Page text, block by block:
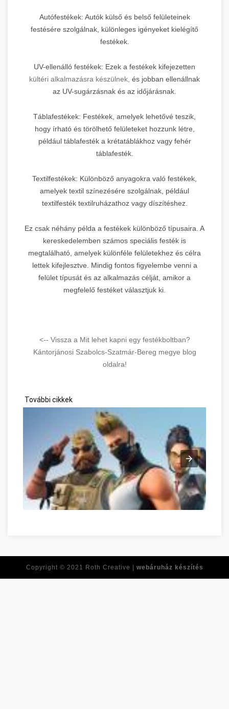
Autófestékek: Autók külső és belső felületeinek
festésére szolgálnak, különleges igényeket kielégítő
festékek.
UV-ellenálló festékek: Ezek a festékek kifejezetten
kültéri alkalmazásra készülnek, és jobban ellenállnak
az UV-sugárzásnak és az időjárásnak.
Táblafestékek: Festékek, amelyek lehetővé teszik,
hogy írható és törölhető felületeket hozzunk létre,
például táblafesték a krétatáblákhoz vagy fehér
táblafesték.
Textilfestékek: Különböző anyagokra való festékek,
amelyek textil színezésére szolgálnak, például
textilfesték textilruházathoz vagy díszítéshez.
Ez csak néhány példa a festékek különböző típusaira. A
kereskedelemben számos speciális festék is
megtalálható, amelyek különféle felületekhez és célra
lettek kifejlesztve. Mindig fontos figyelembe venni a
felület típusát és az alkalmazás célját, amikor a
megfelelő festéket választjuk ki.
<-- Vissza a Mit lehet kapni egy festékboltban?
Kántorjánosi Szabolcs-Szatmár-Bereg megye blog
oldalra!
További cikkek
Copyright © 2021 Roth Creative | webáruház készítés